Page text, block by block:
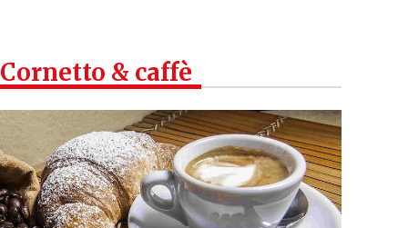
Cornetto & caffè